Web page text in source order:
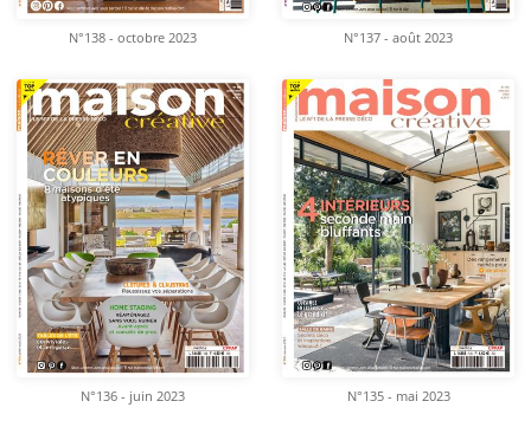
N°138 - octobre 2023 N°137 - août 2023
N°136 - juin 2023 N°135 - mai 2023